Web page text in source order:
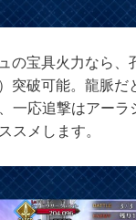
の宝具火力なら、
突破可能。龍脈だ
一応追撃はアーラ
スメします。